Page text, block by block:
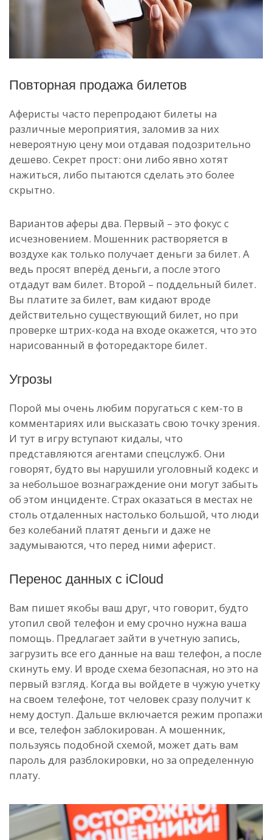
Повторная продажа билетов
Аферисты часто перепродают билеты на
различные мероприятия, заломив за них
невероятную цену мои отдавая подозрительно
дешево. Секрет прост: они либо явно хотят
нажиться, либо пытаются сделать это более
скрытно.
Вариантов аферы два. Первый – это фокус с
исчезновением. Мошенник растворяется в
воздухе как только получает деньги за билет. А
ведь просят вперёд деньги, а после этого
отдадут вам билет. Второй – поддельный билет.
Вы платите за билет, вам кидают вроде
действительно существующий билет, но при
проверке штрих-кода на входе окажется, что это
нарисованный в фоторедакторе билет.
Угрозы
Порой мы очень любим поругаться с кем-то в
комментариях или высказать свою точку зрения.
И тут в игру вступают кидалы, что
представляются агентами спецслужб. Они
говорят, будто вы нарушили уголовный кодекс и
за небольшое вознаграждение они могут забыть
об этом инциденте. Страх оказаться в местах не
столь отдаленных настолько большой, что люди
без колебаний платят деньги и даже не
задумываются, что перед ними аферист.
Перенос данных с iCloud
Вам пишет якобы ваш друг, что говорит, будто
утопил свой телефон и ему срочно нужна ваша
помощь. Предлагает зайти в учетную запись,
загрузить все его данные на ваш телефон, а после
скинуть ему. И вроде схема безопасная, но это на
первый взгляд. Когда вы войдете в чужую учетку
на своем телефоне, тот человек сразу получит к
нему доступ. Дальше включается режим пропажи
и все, телефон заблокирован. А мошенник,
пользуясь подобной схемой, может дать вам
пароль для разблокировки, но за определенную
плату.